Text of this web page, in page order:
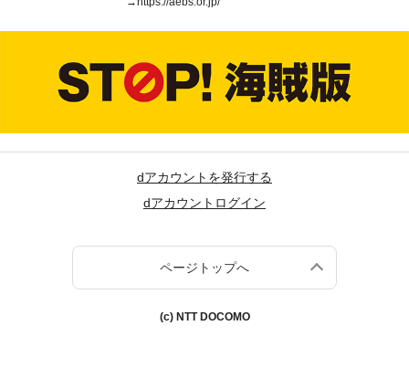
dアカウントを発行する
dアカウントログイン
ページトップへ
(c) NTT DOCOMO